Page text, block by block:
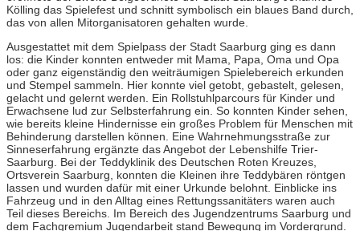
Kölling das Spielefest und schnitt symbolisch ein blaues Band durch,
das von allen Mitorganisatoren gehalten wurde.
Ausgestattet mit dem Spielpass der Stadt Saarburg ging es dann
los: die Kinder konnten entweder mit Mama, Papa, Oma und Opa
oder ganz eigenständig den weiträumigen Spielebereich erkunden
und Stempel sammeln. Hier konnte viel getobt, gebastelt, gelesen,
gelacht und gelernt werden. Ein Rollstuhlparcours für Kinder und
Erwachsene lud zur Selbsterfahrung ein. So konnten Kinder sehen,
wie bereits kleine Hindernisse ein großes Problem für Menschen mit
Behinderung darstellen können. Eine Wahrnehmungsstraße zur
Sinneserfahrung ergänzte das Angebot der Lebenshilfe Trier-
Saarburg. Bei der Teddyklinik des Deutschen Roten Kreuzes,
Ortsverein Saarburg, konnten die Kleinen ihre Teddybären röntgen
lassen und wurden dafür mit einer Urkunde belohnt. Einblicke ins
Fahrzeug und in den Alltag eines Rettungssanitäters waren auch
Teil dieses Bereichs. Im Bereich des Jugendzentrums Saarburg und
dem Fachgremium Jugendarbeit stand Bewegung im Vordergrund.